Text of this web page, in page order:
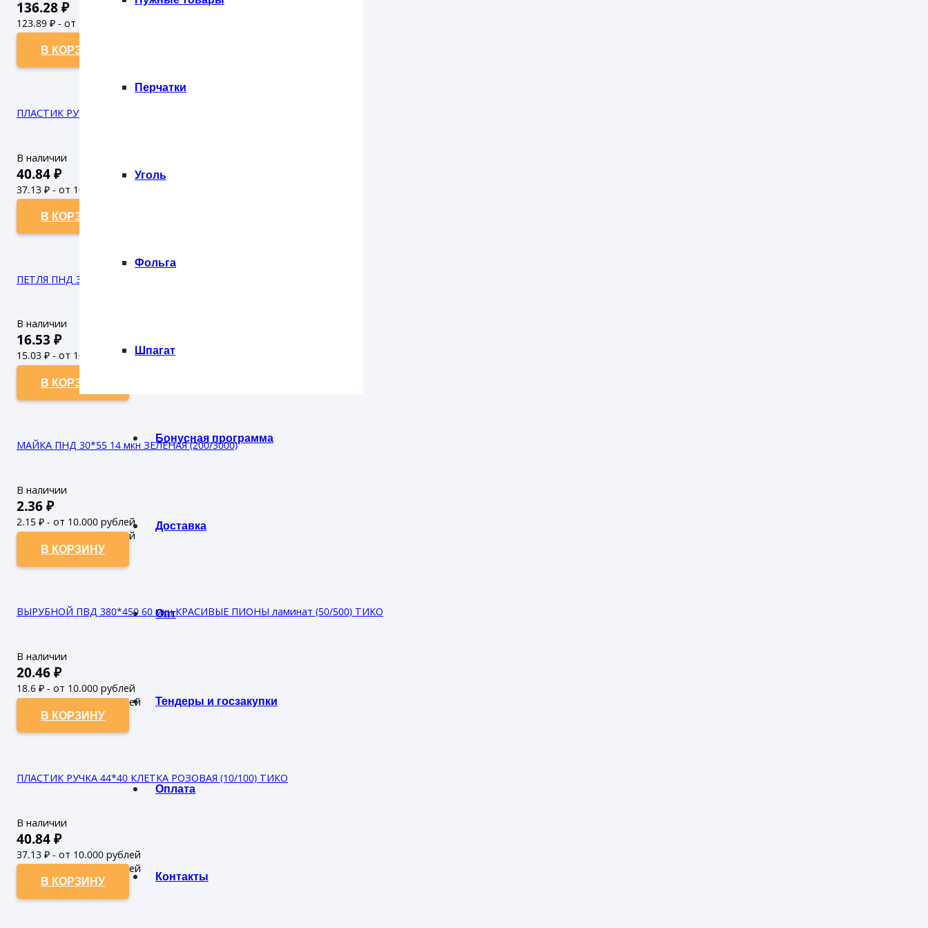
Перчатки
Уголь
Фольга
Шпагат
Бонусная программа
Доставка
Опт
Тендеры и госзакупки
Оплата
Контакты
136.28₽
123.89 ₽ - от 10.000 рублей
112.63₽ - от 50.000 рублей
В КОРЗИНУ
ПЛАСТИК РУЧКА 44*40 ЗОНТ БОРДО (10/100) ТИКО
В наличии
40.84₽
37.13 ₽ - от 10.000 рублей
33.75₽ - от 50.000 рублей
В КОРЗИНУ
ПЕТЛЯ ПНД 380*420 40 мкн ЛОСКУТНЫЙ (50/300) ТИКО
В наличии
16.53 ₽
15.03 ₽ - от 10.000 рублей
13.66₽ - от 50.000 рублей
В КОРЗИНУ
МАЙКА ПНД 30*55 14 мкн ЗЕЛЕНАЯ (200/3000)
В наличии
2.36₽
2.15 ₽ - от 10.000 рублей
1.95₽ - от 50.000 рублей
В КОРЗИНУ
ВЫРУБНОЙ ПВД 380*450 60 мкн КРАСИВЫЕ ПИОНЫ ламинат (50/500) ТИКО
В наличии
20.46₽
18.6 ₽ - от 10.000 рублей
16.91₽ - от 50.000 рублей
В КОРЗИНУ
ПЛАСТИК РУЧКА 44*40 КЛЕТКА РОЗОВАЯ (10/100) ТИКО
В наличии
40.84₽
37.13 ₽ - от 10.000 рублей
33.75₽ - от 50.000 рублей
В КОРЗИНУ